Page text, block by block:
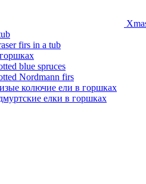
firs in a tub
blue spruces
Nordmann firs
колючие ели в горшках
елки в горшках